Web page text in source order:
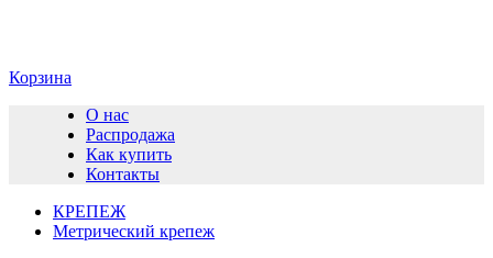
Корзина
О нас
Распродажа
Как купить
Контакты
КРЕПЕЖ
Метрический крепеж